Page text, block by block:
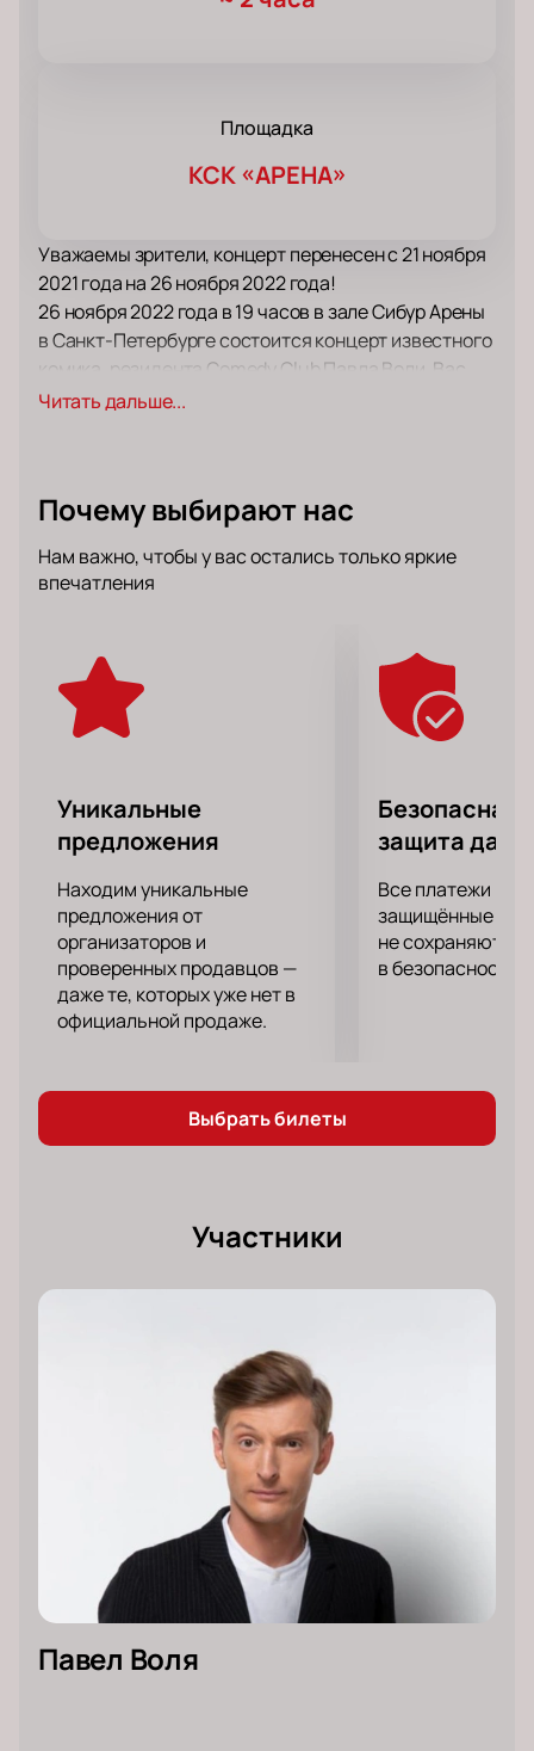
Площадка
КСК «АРЕНА»
Уважаемы зрители, концерт перенесен с 21 ноября
2021 года на 26 ноября 2022 года!
26 ноября 2022 года в 19 часов в зале Сибур Арены
в Санкт-Петербурге состоится концерт известного
комика, резидента Comedy Club Павла Воли. Вас
ждет Очень Большой Stand-up!
выступления. Юмор, колкие иронии, трогательные
монологи – все это ждет вас в программе стэнд-
апа, подготовленного юмористом.
России, США. Несмотря на плотный рабочий
график, старается уделить время семье и при этом
не пропускает ни одного выпуска Comedy Club,
выступая постоянным ведущим и резидентом.
Читать дальше...
Почему выбирают нас
Нам важно, чтобы у вас остались только яркие
впечатления
Уникальные
предложения
Находим уникальные
предложения от
организаторов и
проверенных продавцов —
даже те, которых уже нет в
официальной продаже.
Безопасная
защита
Все платежи
защищённые
не сохраняются
в безопасности.
Выбрать билеты
Участники
Павел Воля